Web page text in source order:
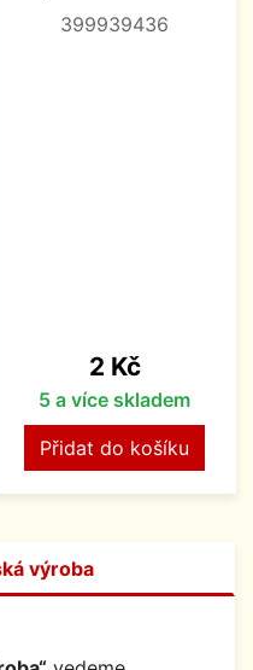
399939436
Cena
2 Kč
5 a více skladem
Přidat do košíku
výroba